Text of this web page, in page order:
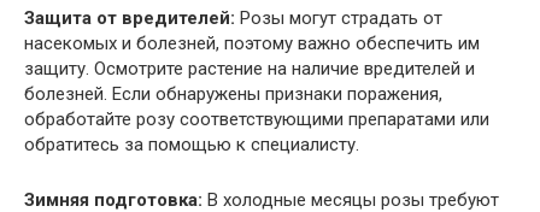
Защита от вредителей: Розы могут страдать от
насекомых и болезней, поэтому важно обеспечить им
защиту. Осмотрите растение на наличие вредителей и
болезней. Если обнаружены признаки поражения,
обработайте розу соответствующими препаратами или
обратитесь за помощью к специалисту.
Зимняя подготовка: В холодные месяцы розы требуют